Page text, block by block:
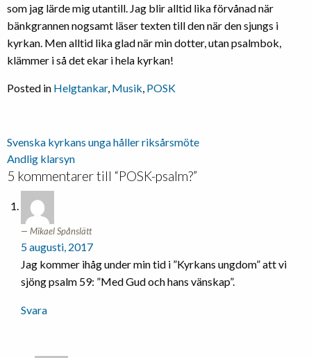
som jag lärde mig utantill. Jag blir alltid lika förvånad när
bänkgrannen nogsamt läser texten till den när den sjungs i
kyrkan. Men alltid lika glad när min dotter, utan psalmbok,
klämmer i så det ekar i hela kyrkan!
Posted in Helgtankar, Musik, POSK
Inläggsnavigering
Svenska kyrkans unga håller riksårsmöte
Andlig klarsyn
5 kommentarer till “POSK-psalm?”
Mikael Spånslätt
5 augusti, 2017
Jag kommer ihåg under min tid i ”Kyrkans ungdom” att vi
sjöng psalm 59: ”Med Gud och hans vänskap”.
Svara